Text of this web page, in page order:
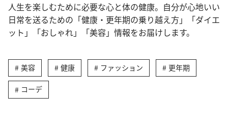
人生を楽しむために必要な心と体の健康。自分が心地いい
日常を送るための「健康・更年期の乗り越え方」「ダイエ
ット」「おしゃれ」「美容」情報をお届けします。
美容 健康 ファッション 更年期
コーデ